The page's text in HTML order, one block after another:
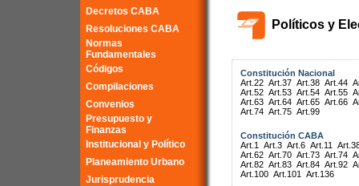
Decretos CABA
Resoluciones CABA
Normas
Fundamentales
Códigos
Compilaciones
Convenios
Presupuesto y
Finanzas
Institucional y Político
Planeamiento Urbano
Jurisprudencia
Políticos y
Constitución Nacional
Art.22 Art.37 Art.38 Art.44
Art.52 Art.53 Art.54 Art.55
Art.63 Art.64 Art.65 Art.66
Art.74 Art.75 Art.99
Constitución CABA
Art.1
Art.3 Art.6 Art.11
Art.62 Art.70 Art.73 Art.74
Art.82 Art.83 Art.84 Art.92
Art.100 Art.101 Art.136